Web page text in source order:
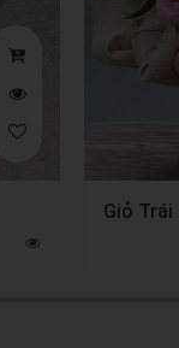
Giỏ Trái